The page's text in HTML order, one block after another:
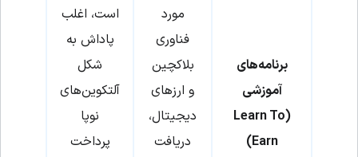
برنامه‌های
آموزشی
(Learn To
Earn)
مورد
فناوری
بلاکچین
و ارزهای
دیجیتال،
دریافت
است، اغلب
پاداش به
شکل
آلتکوین‌های
نوپا
پرداخت